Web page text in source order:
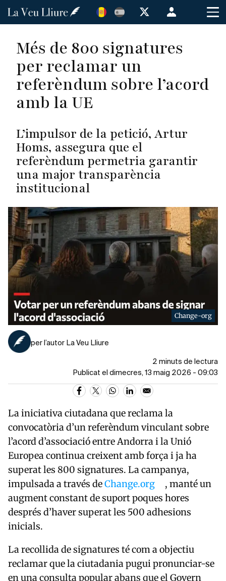
Vés
Menú
de
de
Més de 800 signatures
per reclamar un
referèndum sobre l’acord
amb la UE
L’impulsor de la petició, Artur
Homs, assegura que el
referèndum permetria garantir
una major transparència
institucional
Change-org
per l’autor La Veu Lliure
2 minuts de lectura
Publicat el dimecres, 13 maig 2026 - 09:03
La iniciativa ciutadana que reclama la
convocatòria d’un referèndum vinculant sobre
l’acord d’associació entreAndorrai laUnió
Europeacontinua creixent amb força i ja ha
superat les 800 signatures. La campanya,
impulsada a través deChange.org
, manté un
augment constant de suport poques hores
després d’haver superat les 500 adhesions
inicials.
La recollida de signatures té com a objectiu
reclamar que la ciutadania pugui pronunciar-se
en una consulta popular abans que el Govern